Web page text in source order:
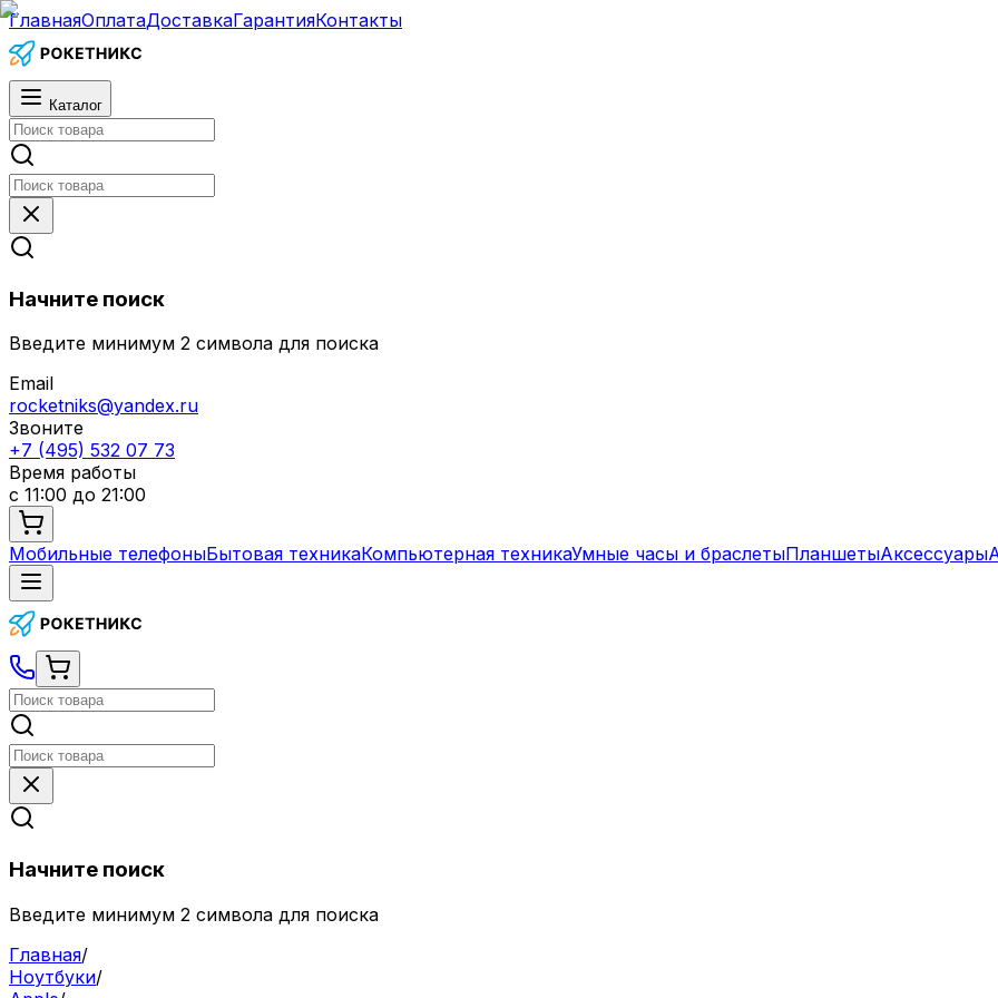
ГлавнаяОплатаДоставкаГарантияКонтакты
Каталог
Начните поиск
Введите минимум 2 символа для поиска
Email
rocketniks@yandex.ru
Звоните
+7 (495) 532 07 73
Время работы
с 11:00 до 21:00
Мобильные телефоныБытовая техникаКомпьютерная техникаУмные часы и браслетыПланшетыАксессуары
Начните поиск
Введите минимум 2 символа для поиска
Главная/
Ноутбуки/